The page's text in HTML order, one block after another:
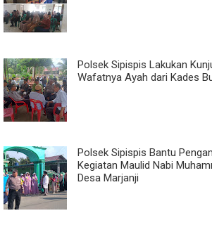
Polsek Sipispis Lakukan
Wafatnya Ayah dari Kades
Polsek Sipispis Bantu
Kegiatan Maulid Nabi
Desa Marjanji